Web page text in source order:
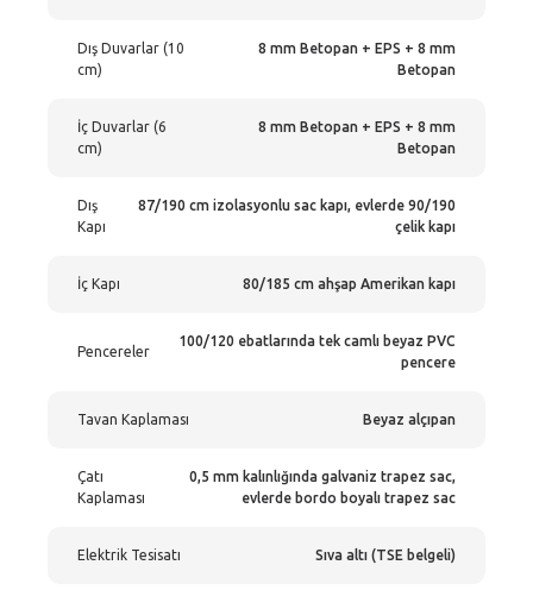
Dış Duvarlar (10
cm)
8 mm Betopan + EPS + 8 mm
Betopan
İç Duvarlar (6
cm)
8 mm Betopan + EPS + 8 mm
Betopan
Dış
Kapı
87/190 cm izolasyonlu sac kapı, evlerde 90/190
çelik kapı
İç Kapı 80/185 cm ahşap Amerikan kapı
Pencereler
100/120 ebatlarında tek camlı beyaz PVC
pencere
Tavan Kaplaması Beyaz alçıpan
Çatı
Kaplaması
0,5 mm kalınlığında galvaniz trapez sac,
evlerde bordo boyalı trapez sac
Elektrik Tesisatı Sıva altı (TSE belgeli)